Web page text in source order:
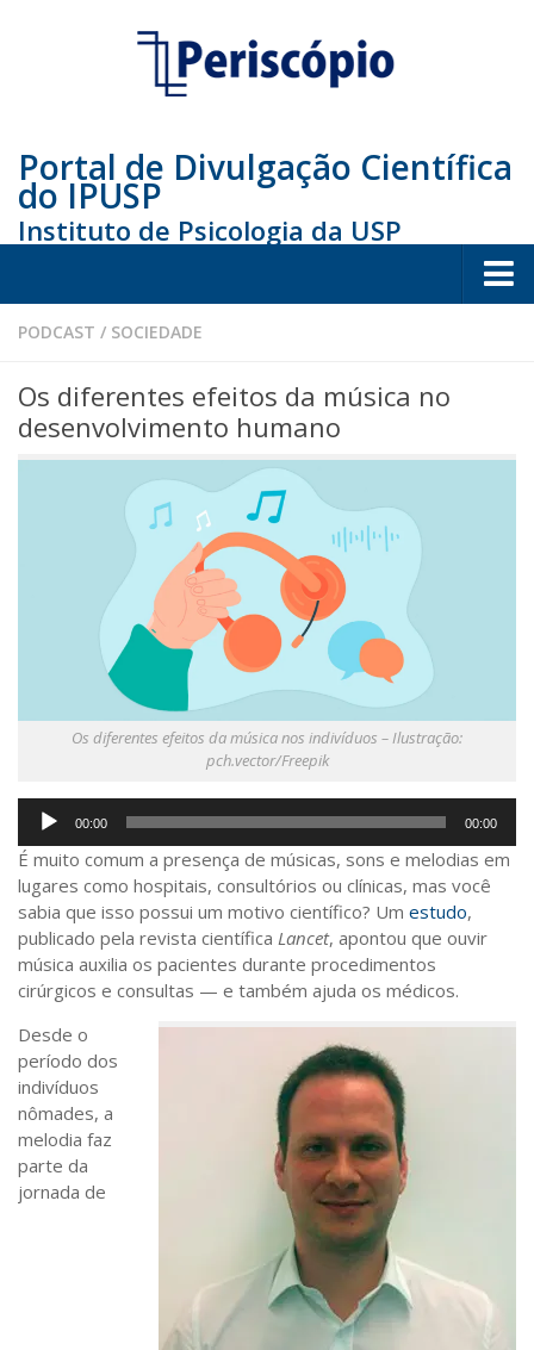
Portal de Divulgação Científica
do IPUSP
Instituto de Psicologia da USP
Home
Educação
Arte e Cultura
Mural do IP
Commentor
Lançamento
Dossiês
Alfabetização
Transtorno do Espectro Autista
Contato
Quem somos
Sobre o Portal
PODCAST / SOCIEDADE
Os diferentes efeitos da música no
desenvolvimento humano
Os diferentes efeitos da música nos indivíduos – Ilustração:
pch.vector/Freepik
Tocador
áudio
00:00 00:00
É muito comum a presença de músicas, sons e melodias em
lugares como hospitais, consultórios ou clínicas, mas você
sabia que isso possui um motivo científico? Um estudo,
publicado pela revista científica Lancet, apontou que ouvir
música auxilia os pacientes durante procedimentos
cirúrgicos e consultas — e também ajuda os médicos.
Desde o
período dos
indivíduos
nômades, a
melodia faz
parte da
jornada de